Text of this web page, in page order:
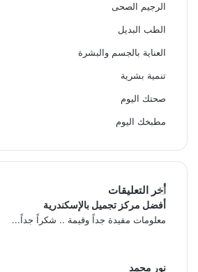
الرجيم الصحى
الطب البديل
العناية بالجسم والبشرة
تنمية بشرية
صحتك اليوم
مطبخك اليوم
أخر التعليقات
أفضل مركز تجميل بالإسكندرية
معلومات مفيدة جداً وقيمة .. شكراً جداً...
نور محمد